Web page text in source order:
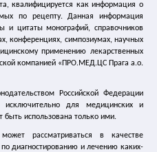
квалифицируется как информация о
по рецепту. Данная информация
и цитаты монографий, справочников
конференциях, симпозиумах, научных
применению лекарственных
компанией «ПРО.МЕД.ЦС Прага а.о.
Российской Федерации
исключительно для медицинских и
быть использована только ими.
рассматриваться в качестве
диагностированию и лечению каких-